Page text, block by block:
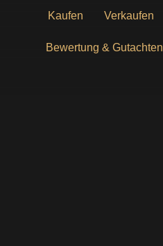
Kaufen Verkaufen
Bewertung & Gutachten